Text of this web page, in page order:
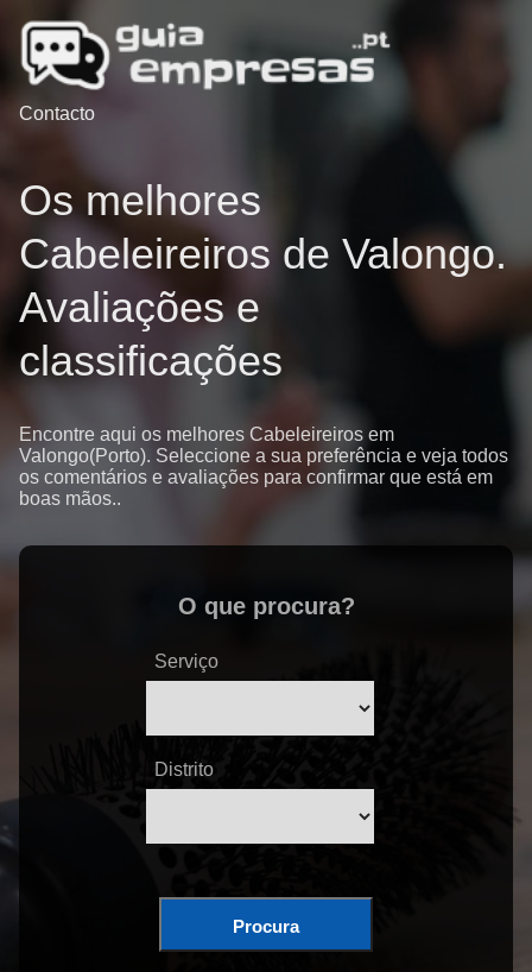
Contacto
Os melhores
Cabeleireiros de Valongo.
Avaliações e
classificações
Encontre aqui os melhores Cabeleireiros em
Valongo(Porto). Seleccione a sua preferência e veja todos
os comentários e avaliações para confirmar que está em
boas mãos..
O que procura?
Serviço
Distrito
Procura